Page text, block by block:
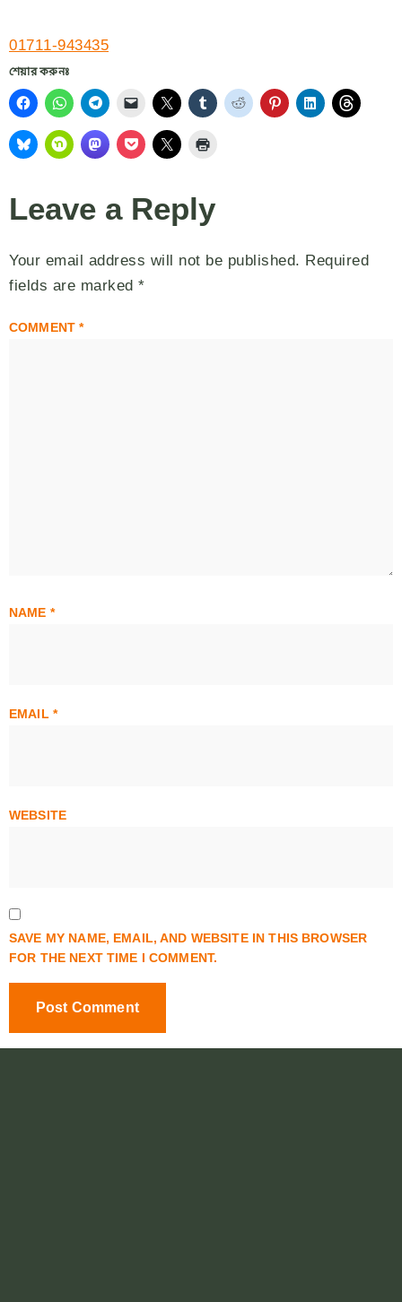
01711-943435
শেয়ার করুনঃ
Leave a Reply
Your email address will not be published. Required
fields are marked *
COMMENT*
NAME *
EMAIL *
WEBSITE
SAVE MY NAME, EMAIL, AND WEBSITE IN THIS BROWSER
FOR THE NEXT TIME I COMMENT.